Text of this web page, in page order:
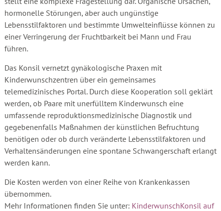
hormonelle Störungen, aber auch ungünstige
Lebensstilfaktoren und bestimmte Umwelteinflüsse können zu
einer Verringerung der Fruchtbarkeit bei Mann und Frau
führen.
Das Konsil vernetzt gynäkologische Praxen mit
Kinderwunschzentren über ein gemeinsames
telemedizinisches Portal. Durch diese Kooperation soll geklärt
werden, ob Paare mit unerfülltem Kinderwunsch eine
umfassende reproduktionsmedizinische Diagnostik und
gegebenenfalls Maßnahmen der künstlichen Befruchtung
benötigen oder ob durch veränderte Lebensstilfaktoren und
Verhaltensänderungen eine spontane Schwangerschaft erlangt
werden kann.
Die Kosten werden von einer Reihe von Krankenkassen
übernommen.
Mehr Informationen finden Sie unter: KinderwunschKonsil auf